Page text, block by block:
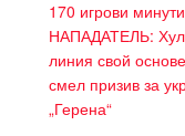
170 игрови
НАПАДАТЕЛЬ:
линия свой
смел призив за
„Герена“